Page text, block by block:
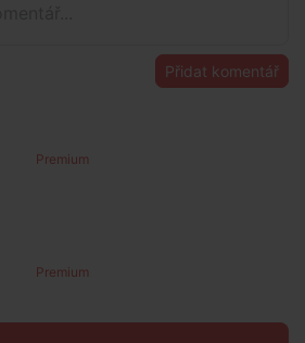
Přidat komentář
Premium
Premium